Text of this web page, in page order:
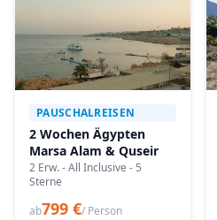
PAUSCHALREISEN
2 Wochen Ägypten
Marsa Alam & Quseir
2 Erw. - All Inclusive - 5
Sterne
ab799 €/ Person